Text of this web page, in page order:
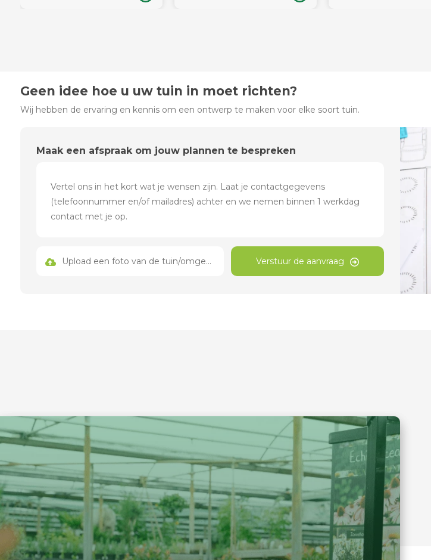
Geen idee hoe u uw tuin in moet richten?
Wij hebben de ervaring en kennis om een ontwerp te maken voor elke soort tuin.
Maak een afspraak om jouw plannen te bespreken
Upload een foto van de tuin/omgeving Verstuur de aanvraag